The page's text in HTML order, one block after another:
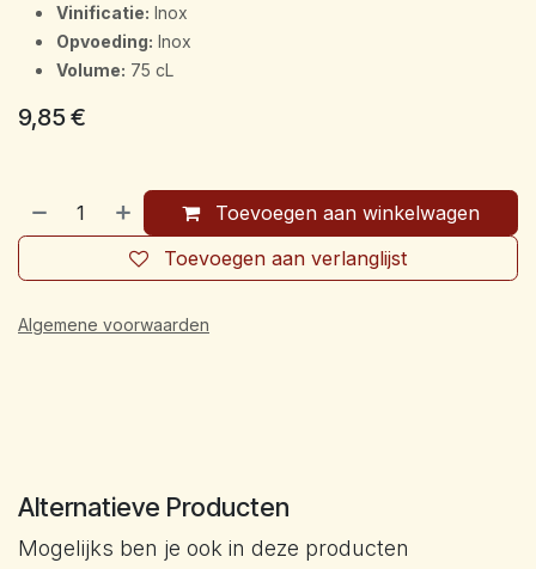
Vinificatie: Inox
Opvoeding: Inox
Volume: 75 cL
9,85 €
Toevoegen aan winkelwagen
Toevoegen aan verlanglijst
Algemene voorwaarden
Alternatieve Producten
Mogelijks ben je ook in deze producten